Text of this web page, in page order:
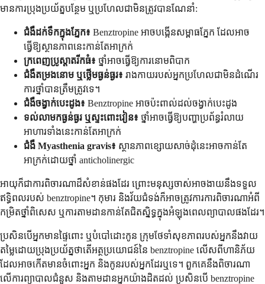
មាន​ការ​ប្រុង​ប្រយ័ត្ន​បន្ថែម ឬ​ប្រហែល​ជា​មិន​ត្រូវ​បាន​ណែនាំ​:
ជំងឺដក់ទឹកក្នុងភ្នែក៖ Benztropine អាចបង្កើនសម្ពាធភ្នែក ដែលអាច
ធ្វើឱ្យស្ថានភាពនេះកាន់តែអាក្រក់
ក្រពេញប្រូស្តាតរីកធំ៖ ថ្នាំអាចធ្វើឱ្យការនោមពិបាក
ជំងឺតម្រងនោម ឬថ្លើមធ្ងន់ធ្ងរ៖ រាងកាយរបស់អ្នកប្រហែលជាមិនដំណើរ
ការថ្នាំបានត្រឹមត្រូវទេ។
ជំងឺចង្វាក់បេះដូង៖ Benztropine អាចប៉ះពាល់ដល់ចង្វាក់បេះដូង
ទល់លាមកធ្ងន់ធ្ងរ ឬស្ទះពោះវៀន៖ ថ្នាំអាចធ្វើឱ្យបញ្ហាប្រព័ន្ធរំលាយ
អាហារទាំងនេះកាន់តែអាក្រក់
ជំងឺ Myasthenia gravis៖ ស្ថានភាពខ្សោយសាច់ដុំនេះអាចកាន់តែ
អាក្រក់ដោយថ្នាំ anticholinergic
អាយុ​ក៏​ជា​ការ​ពិចារណា​ដ៏​សំខាន់​ផង​ដែរ ព្រោះ​មនុស្ស​ចាស់​អាច​ងាយ​នឹង​ទទួល​
ឥទ្ធិពល​របស់ benztropine។ កុមារ និង​វ័យ​ជំទង់​ក៏​អាច​ត្រូវ​ការ​ការ​ពិចារណា​អំពី​
កម្រិត​ថ្នាំ​ពិសេស ឬ​ការ​តាមដាន​កាន់តែ​ជិត​ស្និទ្ធ​ក្នុង​អំឡុង​ពេល​ព្យាបាល​ផង​ដែរ។
ប្រសិនបើអ្នកមានផ្ទៃពោះ ឬបំបៅដោះកូន ក្រុមថែទាំសុខភាពរបស់អ្នកនឹងវាយ
តម្លៃដោយប្រុងប្រយ័ត្នថាតើអត្ថប្រយោជន៍នៃ benztropine លើសពីហានិភ័យ
ដែលអាចកើតមានចំពោះអ្នក និងកូនរបស់អ្នកដែរឬទេ។ ពួកគេនឹងពិចារណា
លើការព្យាបាលជំនួស និងតាមដានអ្នកយ៉ាងដិតដល់ ប្រសិនបើ benztropine